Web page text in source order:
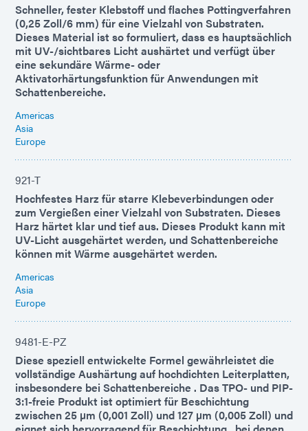
Schneller, fester Klebstoff und flaches Pottingverfahren
(0,25 Zoll/6 mm) für eine Vielzahl von Substraten.
Dieses Material ist so formuliert, dass es hauptsächlich
mit UV-/sichtbares Licht aushärtet und verfügt über
eine sekundäre Wärme- oder
Aktivatorhärtungsfunktion für Anwendungen mit
Schattenbereiche.
Americas
Asia
Europe
921-T
Hochfestes Harz für starre Klebeverbindungen oder
zum Vergießen einer Vielzahl von Substraten. Dieses
Harz härtet klar und tief aus. Dieses Produkt kann mit
UV-Licht ausgehärtet werden, und Schattenbereiche
können mit Wärme ausgehärtet werden.
Americas
Asia
Europe
9481-E-PZ
Diese speziell entwickelte Formel gewährleistet die
vollständige Aushärtung auf hochdichten Leiterplatten,
insbesondere bei Schattenbereiche . Das TPO- und PIP-
3:1-freie Produkt ist optimiert für Beschichtung
zwischen 25 µm (0,001 Zoll) und 127 µm (0,005 Zoll) und